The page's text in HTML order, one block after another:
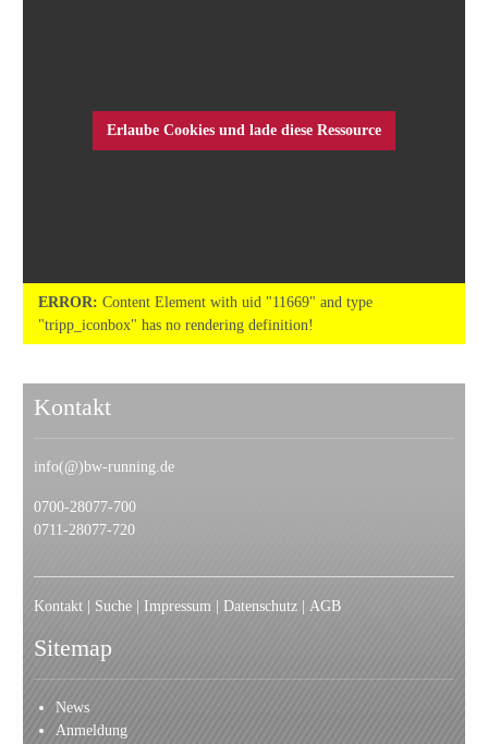
Erlaube Cookies und lade diese Ressource
ERROR: Content Element with uid "11669" and type
"tripp_iconbox" has no rendering definition!
Kontakt
info(@)bw-running.de
0700-28077-700
0711-28077-720
Kontakt Suche Impressum Datenschutz AGB
Sitemap
News
Anmeldung